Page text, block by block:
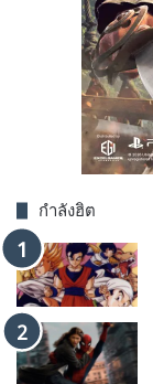
กำลังฮิต